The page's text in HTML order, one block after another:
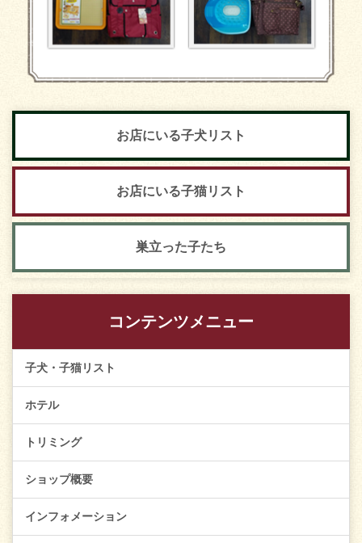
お店にいる子犬リスト
お店にいる子猫リスト
巣立った子たち
コンテンツメニュー
子犬・子猫リスト
ホテル
トリミング
ショップ概要
インフォメーション